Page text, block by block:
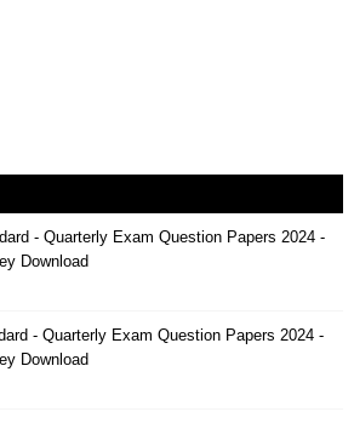
- Quarterly Exam Question Papers 2024 -
Download
- Quarterly Exam Question Papers 2024 -
Download